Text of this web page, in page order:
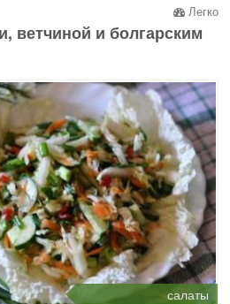
Легко
ветчиной и болгарским
салаты